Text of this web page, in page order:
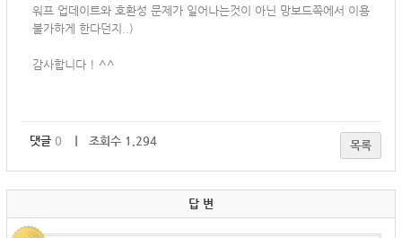
워프 업데이트와 호환성 문제가 일어나는것이 아닌 망보드쪽에서 이용
불가하게 한다던지..)
감사합니다 ! ^^
댓글 0 ｜ 조회수 1,294 목록
답 변